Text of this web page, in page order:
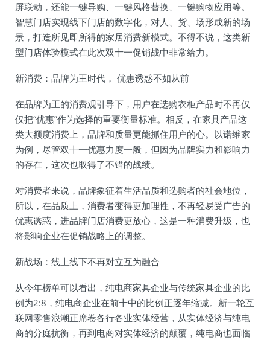
屏联动，还能一键导购、一键风格替换、一键购物应用等。
智慧门店实现线下门店的数字化，对人、货、场形成新的场
景，打造所见即所得的家居消费新模式。不得不说，这类新
型门店体验模式在此次双十一促销战中非常给力。
新消费：品牌为王时代， 优惠诱惑不如从前
在品牌为王的消费观引导下，用户在选购衣柜产品时不再仅
仅把“优惠”作为选择的重要衡量标准。相反，在家具产品这
类大额度消费上，品牌和质量更能抓住用户的心。以诺维家
为例，尽管双十一优惠力度一般，但因为品牌实力和影响力
的存在，这次也取得了不错的战绩。
对消费者来说，品牌象征着生活品质和选购者的社会地位，
所以，在品质上，消费者变得更加理性，不再轻易受广告的
优惠诱惑，进品牌门店消费更放心，这是一种消费升级，也
将影响企业在促销战略上的调整。
新战场：线上线下不再对立互为融合
从今年榜单可以看出，纯电商家具企业与传统家具企业的比
例为2:8，纯电商企业在前十中的比例正逐年缩减。新一轮互
联网零售浪潮正席卷各行各业实体经营，从实体经济与纯电
商的分庭抗衡，再到电商对实体经济的颠覆，纯电商也面临